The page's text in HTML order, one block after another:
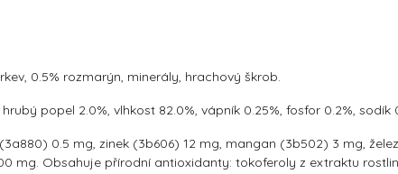
0.5% rozmarýn, minerály, hrachový škrob.
popel 2.0%, vlhkost 82.0%, vápník 0.25%, fosfor 0.2%, sodík
0.5 mg, zinek (3b606) 12 mg, mangan (3b502) 3 mg,
mg. Obsahuje přírodní antioxidanty: tokoferoly z extraktu